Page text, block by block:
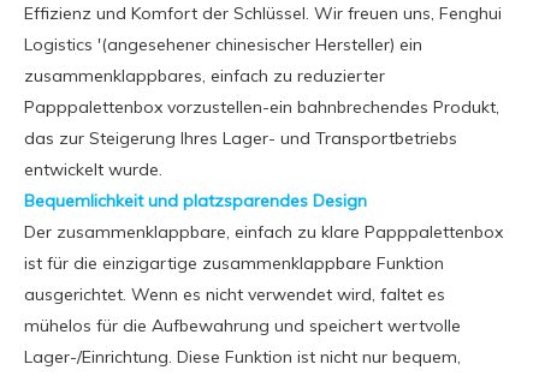
Effizienz und Komfort der Schlüssel. Wir freuen uns, Fenghui
Logistics '(angesehener chinesischer Hersteller) ein
zusammenklappbares, einfach zu reduzierter
Papppalettenbox vorzustellen-ein bahnbrechendes Produkt,
das zur Steigerung Ihres Lager- und Transportbetriebs
entwickelt wurde.
Bequemlichkeit und platzsparendes Design
Der zusammenklappbare, einfach zu klare Papppalettenbox
ist für die einzigartige zusammenklappbare Funktion
ausgerichtet. Wenn es nicht verwendet wird, faltet es
mühelos für die Aufbewahrung und speichert wertvolle
Lager-/Einrichtung. Diese Funktion ist nicht nur bequem,